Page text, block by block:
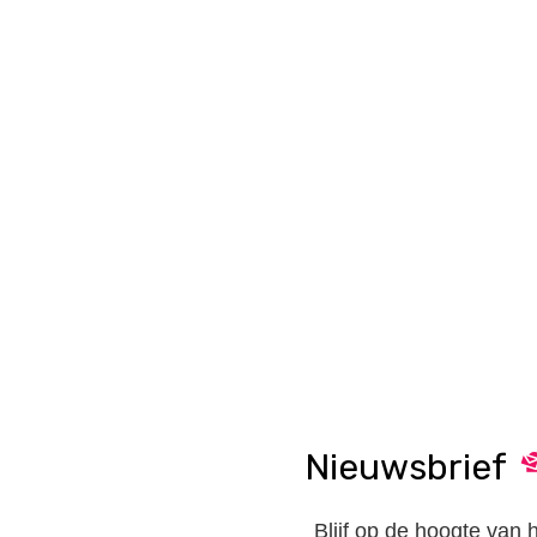
Nieuwsbrief
Blijf op de hoogte van